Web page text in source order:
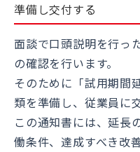
準備し交付する
面談で口頭説明を行っ
の確認を行います。
そのために「試用期間
類を準備し、従業員に
この通知書には、延長
働条件、達成すべき改